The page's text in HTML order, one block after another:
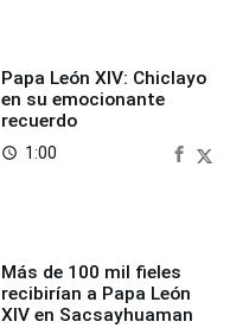
Papa León XIV: Chiclayo
en su emocionante
recuerdo
access_time 1:00
Más de 100 mil fieles
recibirían a Papa León
XIV en Sacsayhuaman